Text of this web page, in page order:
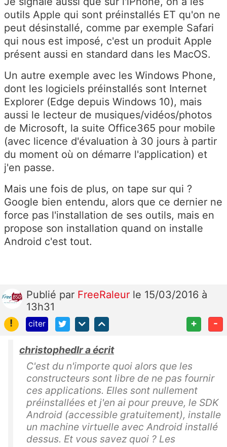
outils Apple qui sont préinstallés ET qu'on ne
peut désinstallé, comme par exemple Safari
qui nous est imposé, c'est un produit Apple
présent aussi en standard dans les MacOS.
Un autre exemple avec les Windows Phone,
dont les logiciels préinstallés sont Internet
Explorer (Edge depuis Windows 10), mais
aussi le lecteur de musiques/vidéos/photos
de Microsoft, la suite Office365 pour mobile
(avec licence d'évaluation à 30 jours à partir
du moment où on démarre l'application) et
j'en passe.
Mais une fois de plus, on tape sur qui ?
Google bien entendu, alors que ce dernier ne
force pas l'installation de ses outils, mais en
propose son installation quand on installe
Android c'est tout.
Publié par FreeRaleur le 15/03/2016 à
13h31
!
citer + -
christophedlr a écrit
C'est du n'importe quoi alors que les
constructeurs sont libre de ne pas fournir
ces applications. Elles sont nullement
préinstallées et j'en ai pour preuve, le SDK
Android (accessible gratuitement), installe
un machine virtuelle avec Android installé
dessus. Et vous savez quoi ? Les